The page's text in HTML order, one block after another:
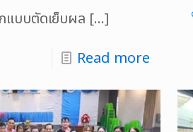
แบบตัดเย็บผล […]
Read more